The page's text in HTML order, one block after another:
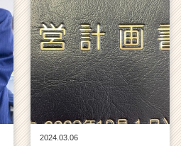
2024.03.06